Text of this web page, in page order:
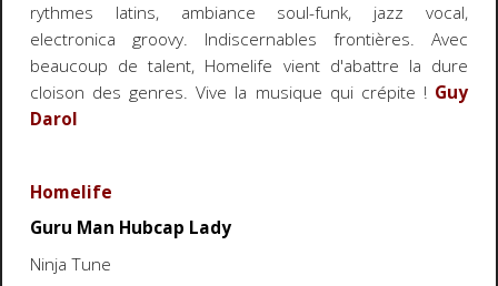
rythmes latins, ambiance soul-funk, jazz vocal,
electronica groovy. Indiscernables frontières. Avec
beaucoup de talent, Homelife vient d'abattre la dure
cloison des genres. Vive la musique qui crépite ! Guy
Darol
Homelife
Guru Man Hubcap Lady
Ninja Tune